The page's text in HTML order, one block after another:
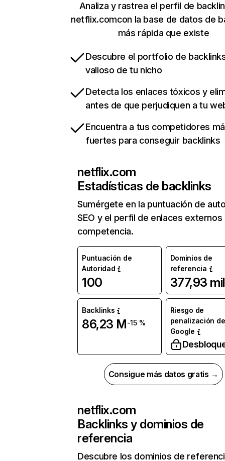
Analiza y rastrea el perfil de
netflix.comcon la base de datos de
más rápida que existe
Descubre el portfolio de
valioso de tu nicho
Detecta los enlaces tóxicos y
antes de que perjudiquen a tu
Encuentra a tus competidores
fuertes para conseguir backlinks
netflix.com
Estadísticas de backlinks
Sumérgete en la puntuación de
SEO y el perfil de enlaces externos
competencia.
Puntuación de
Autoridad
100
Dominios de
referencia
377,93 mil
Backlinks
86,23 M-15 %
Riesgo de
penalización de
Google
Consigue más datos gratis →
netflix.com
Backlinks y dominios de
referencia
Descubre los dominios de